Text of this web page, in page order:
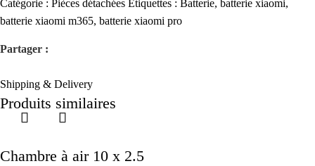
Catégorie : Pièces détachées Étiquettes : Batterie, batterie xiaomi,
batterie xiaomi m365, batterie xiaomi pro
Partager :
Shipping & Delivery
Produits similaires
Chambre à air 10 x 2.5